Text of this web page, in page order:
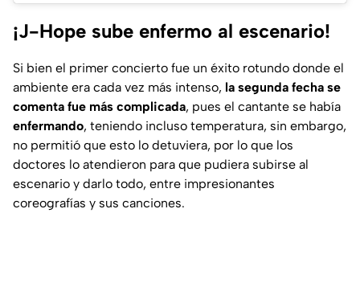
¡J-Hope sube enfermo al escenario!
Si bien el primer concierto fue un éxito rotundo donde el
ambiente era cada vez más intenso, la segunda fecha se
comenta fue más complicada, pues el cantante se había
enfermando, teniendo incluso temperatura, sin embargo,
no permitió que esto lo detuviera, por lo que los
doctores lo atendieron para que pudiera subirse al
escenario y darlo todo, entre impresionantes
coreografías y sus canciones.